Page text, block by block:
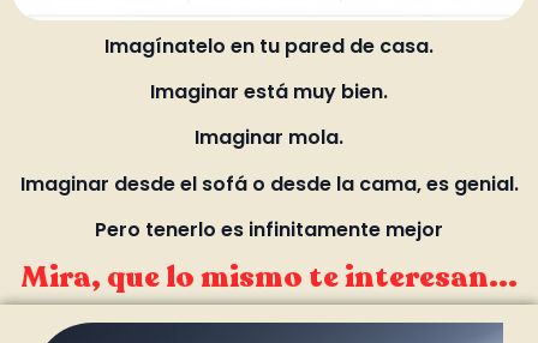
Imagínatelo en tu pared de casa.
Imaginar está muy bien.
Imaginar mola.
Imaginar desde el sofá o desde la cama, es genial.
Pero tenerlo es infinitamente mejor
Mira, que lo mismo te interesan...